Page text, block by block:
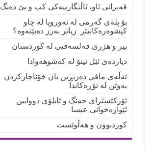
قەیرانی ئاو، ئاڵنگارییەکی کپ و بێ دەنگ
بۆ پلەی گەرمی لە ئەوروپا لە چاو
کیشوەرەکانیتر زیاتر بەرز دەبێتەوە؟
بیر و هزری فەلسەفیی لە کوردستان
دیاردەی ئێل نینۆ لە کەشوهەوادا
تەڵەی مافی دەربڕین یان خۆناچارکردن
بەوتن لە تۆڕەکاندا
ئۆرکێسترای جەنگ و تابلۆی دووایین
ئێوارەخوانی عیسا
کوردبوون و هەڵوێست